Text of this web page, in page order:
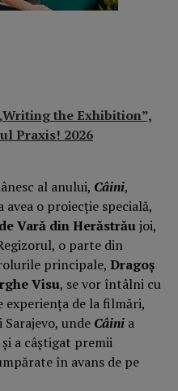
the Exhibition”,
Praxis! 2026
al anului, Câini,
avea o proiecție specială,
Vară din Herăstrăujoi,
o parte din
principale, Dragoș
Visu, se vor întâlni cu
experiența de la filmări,
Sarajevo, unde Câini a
a câștigat premii
în avans de pe